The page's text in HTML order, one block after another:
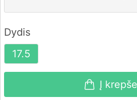
Dydis
17.5
Į